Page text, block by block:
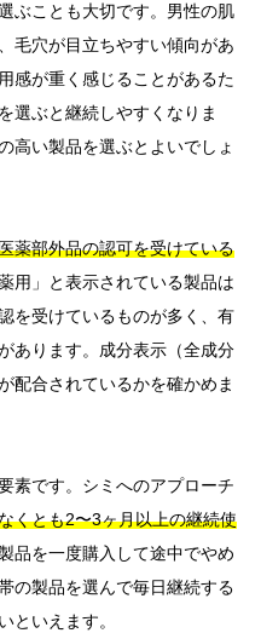
ぶことも大切です。男性の肌
毛穴が目立ちやすい傾向があ
感が重く感じることがあるた
選ぶと継続しやすくなりま
高い製品を選ぶとよいでしょ
薬部外品の認可を受けている
用」と表示されている製品は
を受けているものが多く、有
あります。成分表示（全成分
配合されているかを確かめま
素です。シミへのアプローチ
くとも2〜3ヶ月以上の継続使
品を一度購入して途中でやめ
の製品を選んで毎日継続する
といえます。